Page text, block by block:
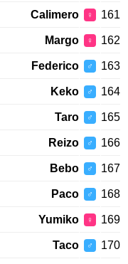
♀
Calimero
♀
Margo
♂
Federico
♂
Keko
♂
Taro
♂
Reizo
♂
Bebo
♂
Paco
♀
Yumiko
♂
Taco